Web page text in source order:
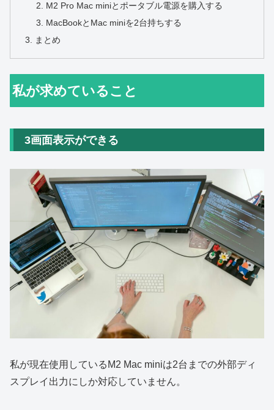
M2 Pro Mac miniとポータブル電源を購入する
MacBookとMac miniを2台持ちする
まとめ
私が求めていること
3画面表示ができる
私が現在使用しているM2 Mac miniは2台までの外部ディ
スプレイ出力にしか対応していません。